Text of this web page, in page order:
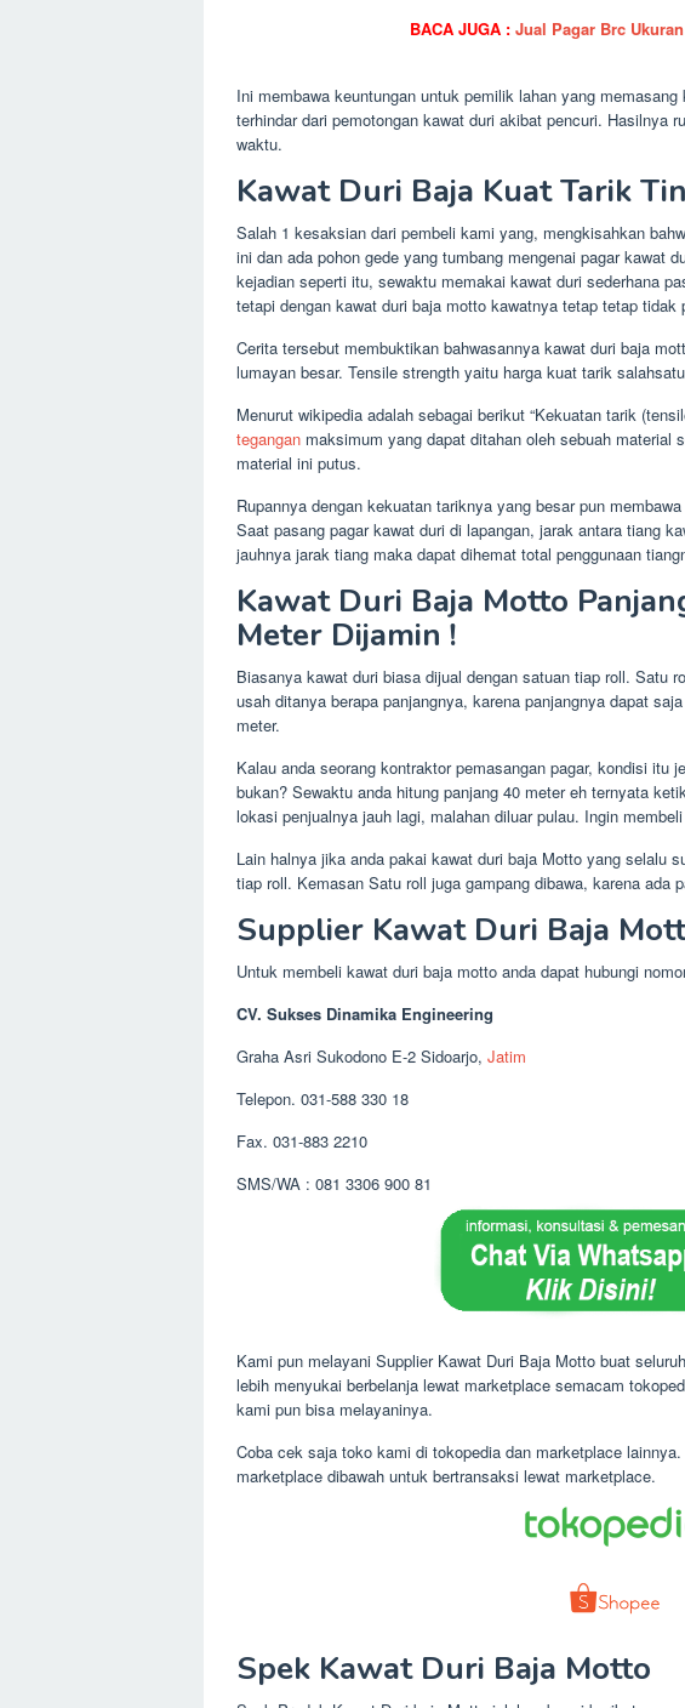
BACA JUGA :Jual Pagar Brc
Ini membawa keuntungan untuk pemilik lahan yang
terhindar dari pemotongan kawat duri akibat pencuri. Hasilnya
waktu.
Kawat Duri Baja Kuat Tarik
Salah 1 kesaksian dari pembeli kami yang, mengkisahkan
ini dan ada pohon gede yang tumbang mengenai pagar kawat
kejadian seperti itu, sewaktu memakai kawat duri sederhana
tetapi dengan kawat duri baja motto kawatnya tetap tetap tidak
Cerita tersebut membuktikan bahwasannya kawat duri baja
lumayan besar. Tensile strength yaitu harga kuat tarik
Menurut wikipedia adalah sebagai berikut “Kekuatan tarik
teganganmaksimum yang dapat ditahan oleh sebuah material
material ini putus.
Rupannya dengan kekuatan tariknya yang besar pun
Saat pasang pagar kawat duri di lapangan, jarak antara tiang
jauhnya jarak tiang maka dapat dihemat total penggunaan
Kawat Duri Baja Motto
Meter Dijamin !
Biasanya kawat duri biasa dijual dengan satuan tiap roll. Satu
usah ditanya berapa panjangnya, karena panjangnya dapat
meter.
Kalau anda seorang kontraktor pemasangan pagar, kondisi itu
bukan? Sewaktu anda hitung panjang 40 meter eh ternyata
lokasi penjualnya jauh lagi, malahan diluar pulau. Ingin
Lain halnya jika anda pakai kawat duri baja Motto yang selalu
tiap roll. Kemasan Satu roll juga gampang dibawa, karena ada
Supplier Kawat Duri Baja
Untuk membeli kawat duri baja motto anda dapat hubungi
CV. Sukses Dinamika Engineering
Graha Asri Sukodono E-2 Sidoarjo, Jatim
Telepon. 031-588 330 18
Fax. 031-883 2210
SMS/WA : 081 3306 900 81
Kami pun melayani Supplier Kawat Duri Baja Motto buat
lebih menyukai berbelanja lewat marketplace semacam
kami pun bisa melayaninya.
Coba cek saja toko kami di tokopedia dan marketplace lainnya.
marketplace dibawah untuk bertransaksi lewat marketplace.
Spek Kawat Duri Baja Motto